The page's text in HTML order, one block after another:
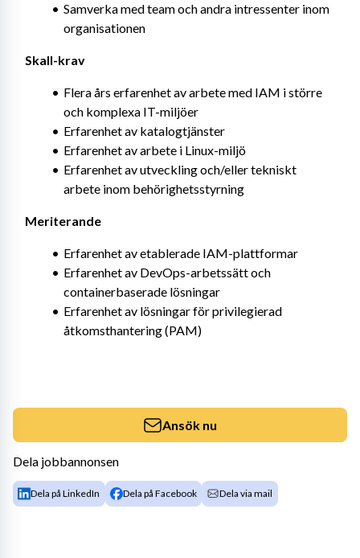
Samverka med team och andra intressenter inom
organisationen
Skall-krav
Flera års erfarenhet av arbete med IAM i större
och komplexa IT-miljöer
Erfarenhet av katalogtjänster
Erfarenhet av arbete i Linux-miljö
Erfarenhet av utveckling och/eller tekniskt
arbete inom behörighetsstyrning
Meriterande
Erfarenhet av etablerade IAM-plattformar
Erfarenhet av DevOps-arbetssätt och
containerbaserade lösningar
Erfarenhet av lösningar för privilegierad
åtkomsthantering (PAM)
Ansök nu
Dela jobbannonsen
Dela på LinkedIn Dela på Facebook Dela via mail